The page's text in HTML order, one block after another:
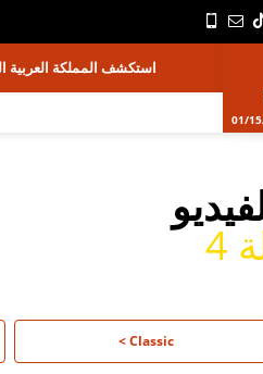
استكشف المملكة العربية
Classic >